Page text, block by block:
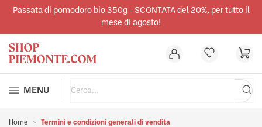
principale
Passata di pomodoro bio 350g - SCONTATA del 20%, per tutto il
mese di agosto!
MENU
Home Termini e condizioni generali di vendita